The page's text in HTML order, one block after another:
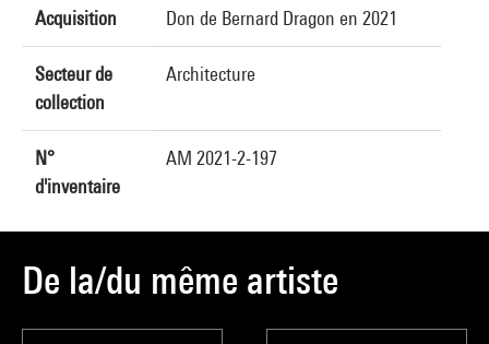
Acquisition Don de Bernard Dragon en 2021
Secteur de
collection
Architecture
N°
d'inventaire
AM 2021-2-197
De la/du même artiste